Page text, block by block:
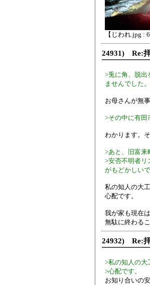
【じわれ.jpg :
24931) Re:
>兎に角、脱出
ませんでした。
お母さんが無
>その中に有田
わかります。
>あと、旧富来
>安否不明者リ
がもどかしいで
私の知人の大
心配です。
我が家も現在
無駄に終わる
24932) Re:
>私の知人の大
>心配です。
お知り合いの